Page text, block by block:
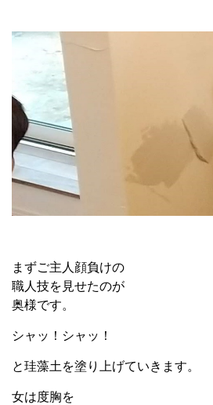
まずご主人顔負けの
職人技を見せたのが
奥様です。
シャッ！シャッ！
と珪藻土を塗り上げていきます。
女は度胸を